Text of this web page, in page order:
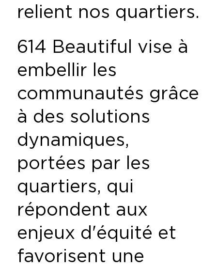
relient nos quartiers.
614 Beautiful vise à
embellir les
communautés grâce
à des solutions
dynamiques,
portées par les
quartiers, qui
répondent aux
enjeux d'équité et
favorisent une